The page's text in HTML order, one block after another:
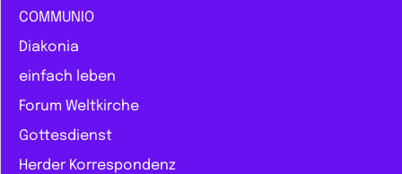
COMMUNIO
Diakonia
einfach leben
Forum Weltkirche
Gottesdienst
Herder Korrespondenz